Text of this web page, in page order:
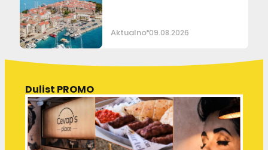
Aktualno 09.08.2026
Dulist PROMO